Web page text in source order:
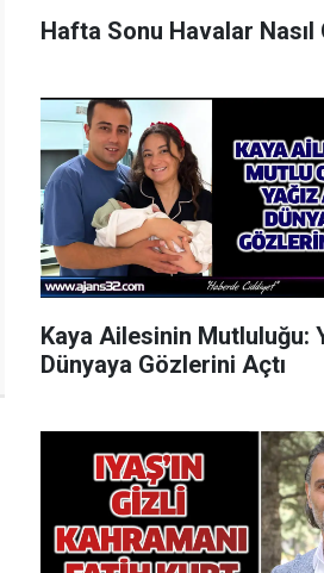
Hafta Sonu Havalar Nasıl
Kaya Ailesinin Mutluluğu:
Dünyaya Gözlerini Açtı